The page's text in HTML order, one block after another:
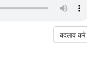
बदलाव करे